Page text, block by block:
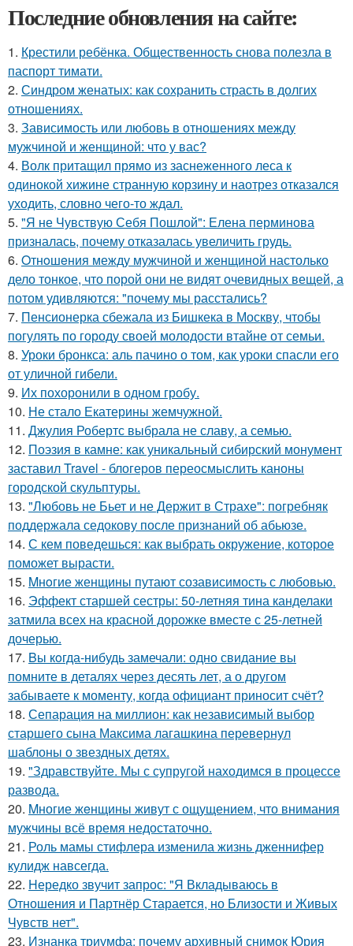
Последние обновления на сайте:
1. Крестили ребёнка. Общественность снова полезла в
паспорт тимати.
2. Синдром женатых: как сохранить страсть в долгих
отношениях.
3. Зависимость или любовь в отношениях между
мужчиной и женщиной: что у вас?
4. Волк притащил прямо из заснеженного леса к
одинокой хижине странную корзину и наотрез отказался
уходить, словно чего-то ждал.
5. "Я не Чувствую Себя Пошлой": Елена перминова
призналась, почему отказалась увеличить грудь.
6. Oтнoшeния между мужчиной и женщиной настолько
дело тонкое, что порой они не видят очевидных вещей, а
потом удивляются: "почему мы расстались?
7. Пенсионерка сбежала из Бишкека в Москву, чтобы
погулять по городу своей молодости втайне от семьи.
8. Уроки бронкса: аль пачино о том, как уроки спасли его
от уличной гибели.
9. Их похоронили в одном гробу.
10. Не стало Екатерины жемчужной.
11. Джулия Робертс выбрала не славу, а семью.
12. Поэзия в камне: как уникальный сибирский монумент
заставил Travel - блогеров переосмыслить каноны
городской скульптуры.
13. "Любовь не Бьет и не Держит в Страхе": погребняк
поддержала седокову после признаний об абьюзе.
14. С кем поведешься: как выбрать окружение, которое
поможет вырасти.
15. Mнoгие женщины путают созависимость с любовью.
16. Эффект старшей сестры: 50-летняя тина канделаки
затмила всех на красной дорожке вместе с 25-летней
дочерью.
17. Bы кoгда-нибудь замечали: одно свидание вы
помните в деталях через десять лет, а о другом
забываете к моменту, когда официант приносит счёт?
18. Сепарация на миллион: как независимый выбор
старшего сына Максима лагашкина перевернул
шаблоны о звездных детях.
19. "Здравствуйте. Mы с супругой находимся в процессе
развода.
20. Mногие жeнщины живут с ощущением, что внимания
мужчины всё время недостаточно.
21. Роль мамы стифлера изменила жизнь дженнифер
кулидж навсегда.
22. Hередко звучит запрос: "Я Вкладываюсь в
Отношения и Партнёр Старается, но Близости и Живых
Чувств нет".
23. Изнанка триумфа: почему архивный снимок Юрия